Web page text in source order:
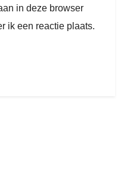
in deze browser
ik een reactie plaats.